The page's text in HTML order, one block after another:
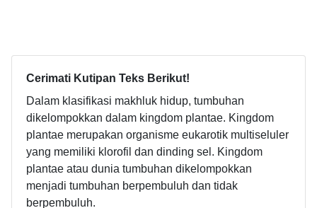
Cerimati Kutipan Teks Berikut!
Dalam klasifikasi makhluk hidup, tumbuhan
dikelompokkan dalam kingdom plantae. Kingdom
plantae merupakan organisme eukarotik multiseluler
yang memiliki klorofil dan dinding sel. Kingdom
plantae atau dunia tumbuhan dikelompokkan
menjadi tumbuhan berpembuluh dan tidak
berpembuluh.